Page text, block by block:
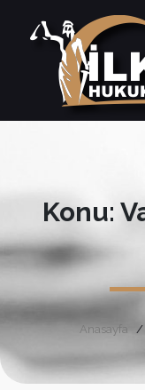
Konu:
Anasayfa